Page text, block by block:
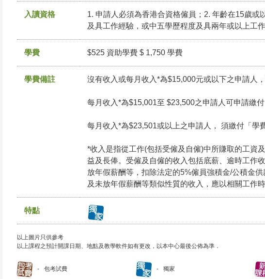
入讀資格
1. 申請人必須為香港合資格僱員；2. 年齡在15歲或
及具工作經驗，或中五學歷程度及具兩年或以上工
學費 $525 資助學費 $ 1,750 學費
學費備註 沒有收入或每月收入*為$15,000元或以下之申請人
每月收入*為$15,001至 $23,500之申請人可申請繳
每月收入*為$23,501或以上之申請人， 須繳付「學
*收入是指從工作(包括受僱及自僱)中所賺取的工資
益及長俸。受僱及自僱的收入包括底薪、逾時工作
放年假薪酬等，扣除法定的5%僱員強積金/公積金
及未放年假薪酬等類似性質的收入，應以相關工作
特點
以上圖片只供參考
以上課程之預計開課日期、地點及教學軟件如有更改，以本中心最後公佈為準．
包考試費 獨家